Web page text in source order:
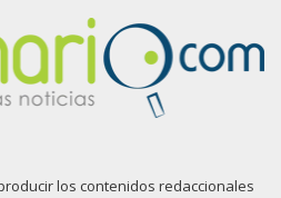
los contenidos redaccionales